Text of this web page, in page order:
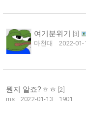
여기분위기 3
마천대
2022-01-
뭔지 알죠?ㅎㅎ [2
ms
2022-01-13 1901